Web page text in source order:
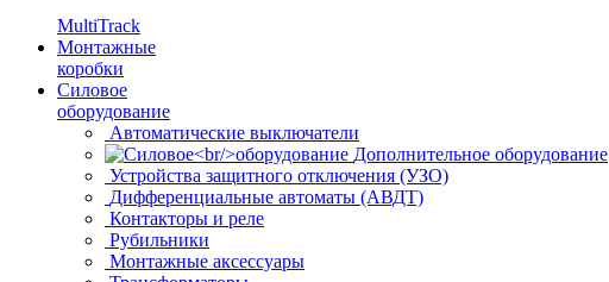
MultiTrack
Монтажные
коробки
Силовое
оборудование
Автоматические выключатели
Дополнительное оборудование
Устройства защитного отключения (УЗО)
Дифференциальные автоматы (АВДТ)
Контакторы и реле
Рубильники
Монтажные аксессуары